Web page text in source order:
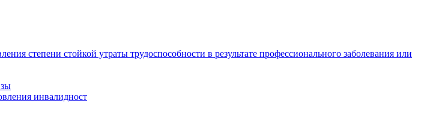
степени стойкой утраты трудоспособности в результате профессионального заболевания или
инвалидност